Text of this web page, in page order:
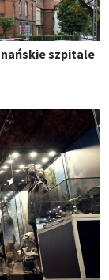
szpitale